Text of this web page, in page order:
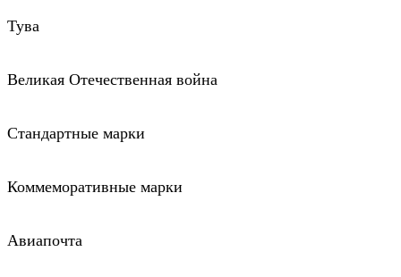
Тува
Великая Отечественная война
Стандартные марки
Коммеморативные марки
Авиапочта